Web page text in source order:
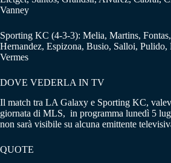
Vanney
Sporting KC (4-3-3): Melia, Martins,
Hernandez, Espizona, Busio, Salloi, Pulido,
Vermes
DOVE VEDERLA IN TV
Il match tra LA Galaxy e Sporting KC,
giornata di MLS, in programma lunedì 5
non sarà visibile su alcuna emittente
QUOTE